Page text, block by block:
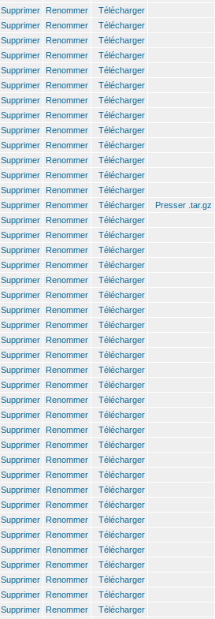
Supprimer Renommer
Télécharger
Supprimer Renommer
Télécharger
Supprimer Renommer
Télécharger
Supprimer Renommer
Télécharger
Supprimer Renommer
Télécharger
Supprimer Renommer
Télécharger
Supprimer Renommer
Télécharger
Supprimer Renommer
Télécharger
Supprimer Renommer
Télécharger
Supprimer Renommer
Télécharger
Supprimer Renommer
Télécharger
Supprimer Renommer
Télécharger
Supprimer Renommer
Télécharger
Supprimer Renommer Télécharger
Presser .tar.gz
Supprimer Renommer
Télécharger
Supprimer Renommer
Télécharger
Supprimer Renommer
Télécharger
Supprimer Renommer
Télécharger
Supprimer Renommer
Télécharger
Supprimer Renommer
Télécharger
Supprimer Renommer
Télécharger
Supprimer Renommer
Télécharger
Supprimer Renommer
Télécharger
Supprimer Renommer
Télécharger
Supprimer Renommer
Télécharger
Supprimer Renommer
Télécharger
Supprimer Renommer
Télécharger
Supprimer Renommer
Télécharger
Supprimer Renommer
Télécharger
Supprimer Renommer
Télécharger
Supprimer Renommer
Télécharger
Supprimer Renommer
Télécharger
Supprimer Renommer
Télécharger
Supprimer Renommer
Télécharger
Supprimer Renommer
Télécharger
Supprimer Renommer
Télécharger
Supprimer Renommer
Télécharger
Supprimer Renommer
Télécharger
Supprimer Renommer
Télécharger
Supprimer Renommer
Télécharger
Supprimer Renommer
Télécharger